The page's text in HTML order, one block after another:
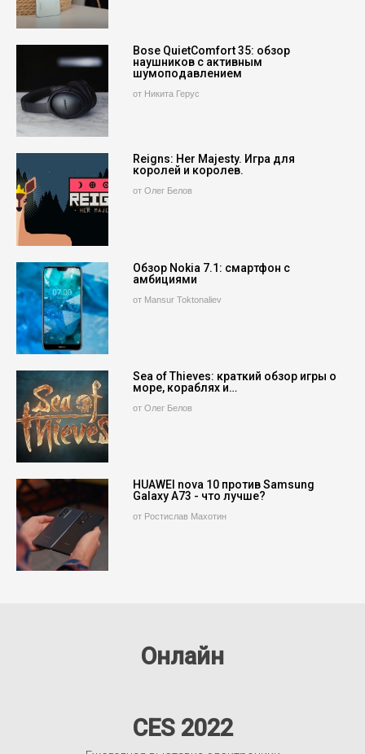
Bose QuietComfort 35: обзор
наушников с активным
шумоподавлением
от Никита Герус
Reigns: Her Majesty. Игра для
королей и королев.
от Олег Белов
Обзор Nokia 7.1: смартфон с
амбициями
от Mansur Toktonaliev
Sea of Thieves: краткий обзор игры о
море, кораблях и…
от Олег Белов
HUAWEI nova 10 против Samsung
Galaxy A73 - что лучше?
от Ростислав Махотин
Онлайн
CES 2022